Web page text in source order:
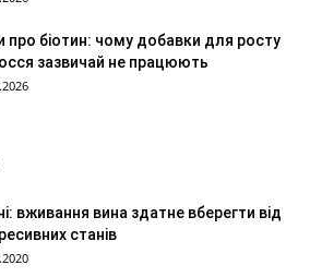
про біотин: чому добавки для росту
зазвичай не працюють
вживання вина здатне вберегти від
станів